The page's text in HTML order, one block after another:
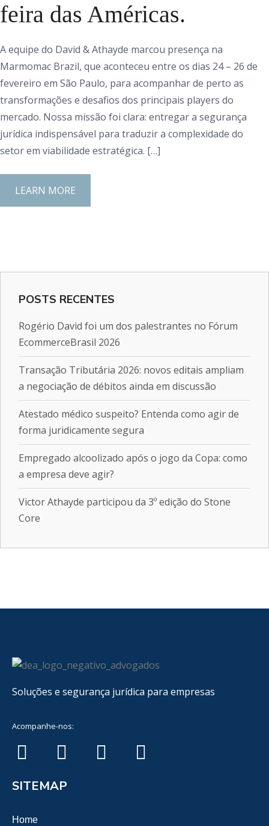
feira das Américas.
A equipe do David & Athayde marcou presença na
Marmomac Brazil, que aconteceu entre os dias 24 – 26 de
fevereiro em São Paulo, para acompanhar de perto as
transformações e desafios dos principais players do
mercado. Nossa missão foi clara: entregar a segurança
jurídica indispensável para traduzir a complexidade do
setor em viabilidade estratégica. […]
LEARN MORE
POSTS RECENTES
Rogério David foi um dos palestrantes no Fórum
EcommerceBrasil 2026
Transação Tributária 2026: novos editais ampliam
a negociação de débitos ainda em discussão
Atestado médico suspeito? Entenda como agir de
forma juridicamente segura
Empregado alcoolizado após o jogo da Copa: como
a empresa deve agir?
Victor Athayde participou da 3º edição do Stone
Core
Soluções e segurança jurídica para empresas
Acompanhe-nos:
SITEMAP
Home